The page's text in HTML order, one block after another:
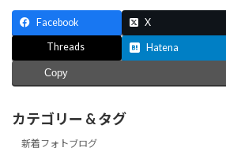
Facebook X
Threads Hatena
Copy
カテゴリー & タグ
新着フォトブログ